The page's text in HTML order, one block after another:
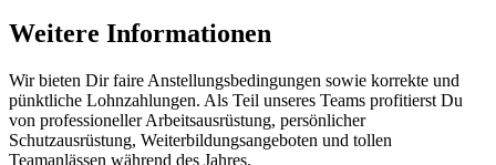
Weitere Informationen
Wir bieten Dir faire Anstellungsbedingungen sowie korrekte und
pünktliche Lohnzahlungen. Als Teil unseres Teams profitierst Du
von professioneller Arbeitsausrüstung, persönlicher
Schutzausrüstung, Weiterbildungsangeboten und tollen
Teamanlässen während des Jahres.